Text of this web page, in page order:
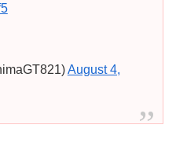
August 4,